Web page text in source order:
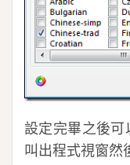
設定完畢之後
叫出程式視窗然